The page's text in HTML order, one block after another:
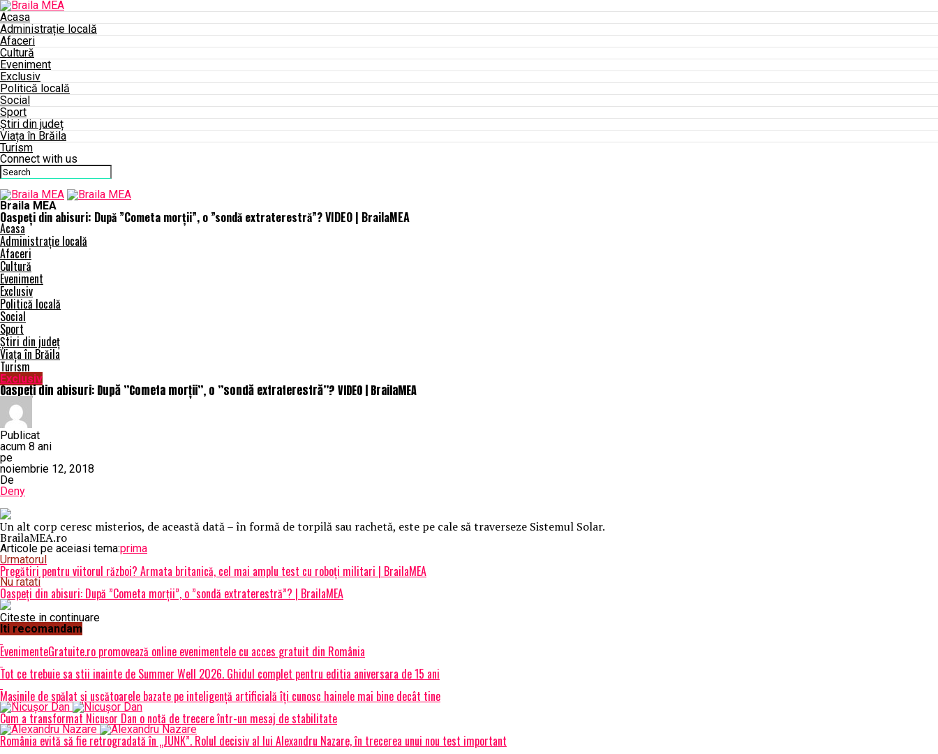
Acasa
Administrație locală
Afaceri
Cultură
Eveniment
Exclusiv
Politică locală
Social
Sport
Știri din județ
Viața în Brăila
Turism
Connect with us
Braila MEA
Oaspeți din abisuri: După ”Cometa morții”, o ”sondă extraterestră”? VIDEO | BrailaMEA
Acasa
Administrație locală
Afaceri
Cultură
Eveniment
Exclusiv
Politică locală
Social
Sport
Știri din județ
Viața în Brăila
Turism
Exclusiv
Oaspeți din abisuri: După ”Cometa morții”, o ”sondă extraterestră”? VIDEO | BrailaMEA
Publicat
acum 8 ani
pe
noiembrie 12, 2018
De
Deny
Un alt corp ceresc misterios, de această dată – în formă de torpilă sau rachetă, este pe cale să traverseze Sistemul Solar.
BrailaMEA.ro
Articole pe aceiasi tema:prima
Urmatorul
Pregătiri pentru viitorul război? Armata britanică, cel mai amplu test cu roboţi militari | BrailaMEA
Nu ratati
Oaspeți din abisuri: După ”Cometa morții”, o ”sondă extraterestră”? | BrailaMEA
Citeste in continuare
Iti recomandam
EvenimenteGratuite.ro promovează online evenimentele cu acces gratuit din România
Tot ce trebuie sa stii inainte de Summer Well 2026. Ghidul complet pentru editia aniversara de 15 ani
Mașinile de spălat și uscătoarele bazate pe inteligență artificială îți cunosc hainele mai bine decât tine
Cum a transformat Nicușor Dan o notă de trecere într-un mesaj de stabilitate
România evită să fie retrogradată în „JUNK”. Rolul decisiv al lui Alexandru Nazare, în trecerea unui nou test important